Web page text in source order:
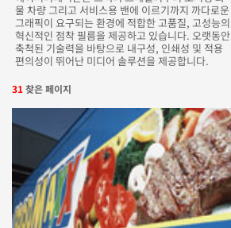
물 차량 그리고 서비스용 밴에 이르기까지 까다로운
그래픽이 요구되는 환경에 적합한 고품질, 고성능의
혁신적인 점착 필름을 제공하고 있습니다. 오랫동안
축척된 기술력을 바탕으로 내구성, 인쇄성 및 적용
편의성이 뛰어난 미디어 솔루션을 제공합니다.
31찾은 페이지